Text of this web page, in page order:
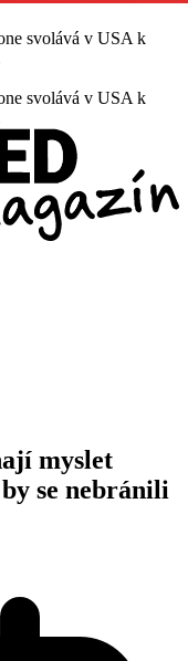
svolává v USA k
svolává v USA k
myslet
se nebránili